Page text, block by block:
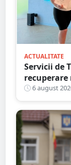
ACTUALITATE
Servicii de
recuperare
Divizia
6 august